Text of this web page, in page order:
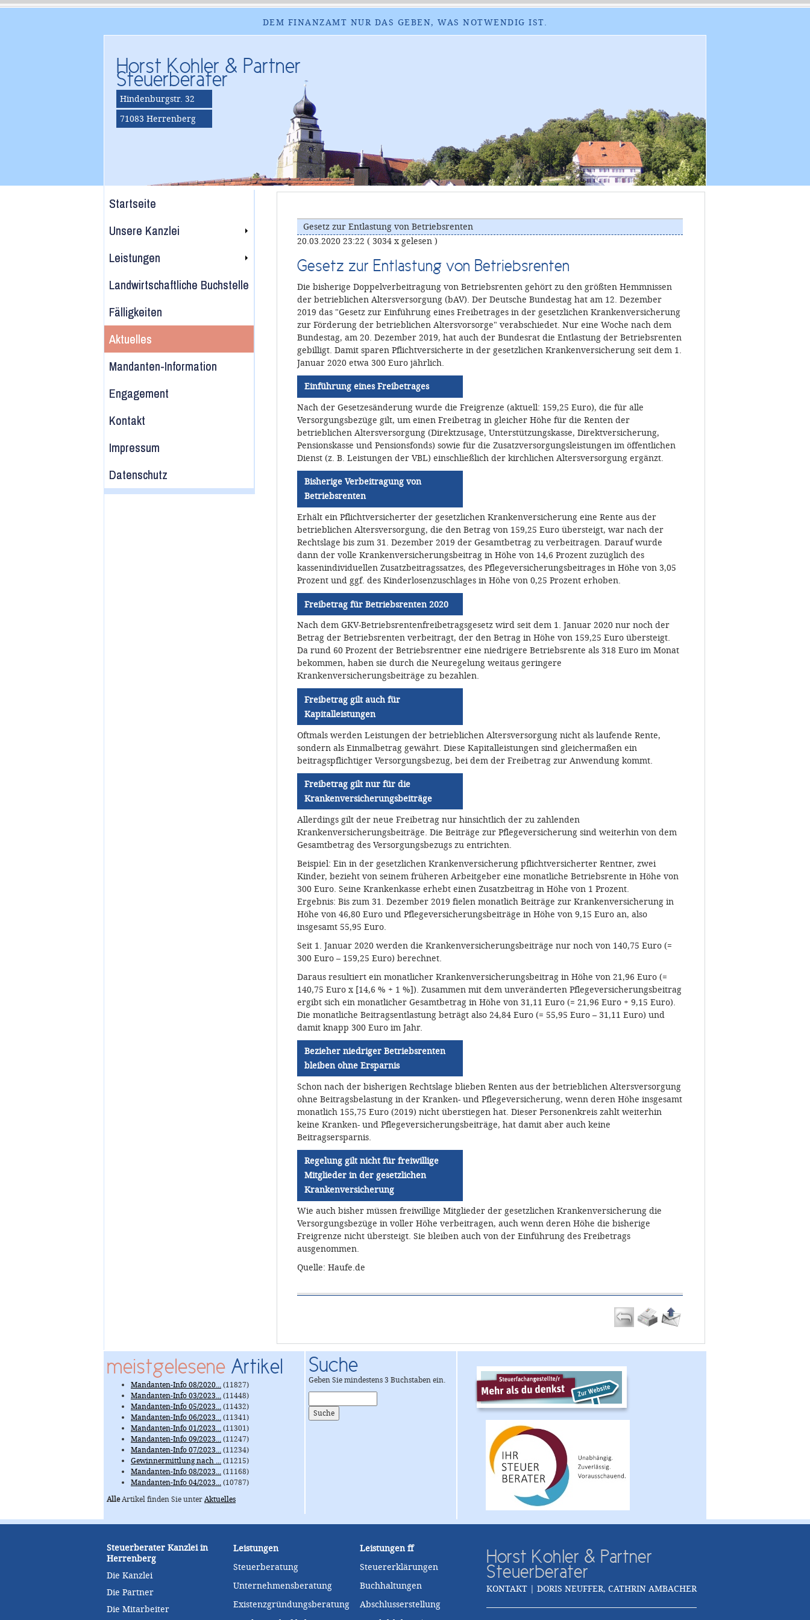
DEM FINANZAMT NUR DAS GEBEN, WAS NOTWENDIG IST.
Horst Kohler & Partner
Steuerberater
Hindenburgstr. 32
71083 Herrenberg
Startseite
Unsere Kanzlei
Leistungen
Landwirtschaftliche Buchstelle
Fälligkeiten
Aktuelles
Mandanten-Information
Engagement
Kontakt
Impressum
Datenschutz
Gesetz zur Entlastung von Betriebsrenten
20.03.2020 23:22 ( 3034 x gelesen )
Gesetz zur Entlastung von Betriebsrenten
Die bisherige Doppelverbeitragung von Betriebsrenten gehört zu den größten Hemmnissen
der betrieblichen Altersversorgung (bAV). Der Deutsche Bundestag hat am 12. Dezember
2019 das "Gesetz zur Einführung eines Freibetrages in der gesetzlichen Krankenversicherung
zur Förderung der betrieblichen Altersvorsorge" verabschiedet. Nur eine Woche nach dem
Bundestag, am 20. Dezember 2019, hat auch der Bundesrat die Entlastung der Betriebsrenten
gebilligt. Damit sparen Pflichtversicherte in der gesetzlichen Krankenversicherung seit dem 1.
Januar 2020 etwa 300 Euro jährlich.
Einführung eines Freibetrages
Nach der Gesetzesänderung wurde die Freigrenze (aktuell: 159,25 Euro), die für alle
Versorgungsbezüge gilt, um einen Freibetrag in gleicher Höhe für die Renten der
betrieblichen Altersversorgung (Direktzusage, Unterstützungskasse, Direktversicherung,
Pensionskasse und Pensionsfonds) sowie für die Zusatzversorgungsleistungen im öffentlichen
Dienst (z. B. Leistungen der VBL) einschließlich der kirchlichen Altersversorgung ergänzt.
Bisherige Verbeitragung von
Betriebsrenten
Erhält ein Pflichtversicherter der gesetzlichen Krankenversicherung eine Rente aus der
betrieblichen Altersversorgung, die den Betrag von 159,25 Euro übersteigt, war nach der
Rechtslage bis zum 31. Dezember 2019 der Gesamtbetrag zu verbeitragen. Darauf wurde
dann der volle Krankenversicherungsbeitrag in Höhe von 14,6 Prozent zuzüglich des
kassenindividuellen Zusatzbeitragssatzes, des Pflegeversicherungsbeitrages in Höhe von 3,05
Prozent und ggf. des Kinderlosenzuschlages in Höhe von 0,25 Prozent erhoben.
Freibetrag für Betriebsrenten 2020
Nach dem GKV-Betriebsrentenfreibetragsgesetz wird seit dem 1. Januar 2020 nur noch der
Betrag der Betriebsrenten verbeitragt, der den Betrag in Höhe von 159,25 Euro übersteigt.
Da rund 60 Prozent der Betriebsrentner eine niedrigere Betriebsrente als 318 Euro im Monat
bekommen, haben sie durch die Neuregelung weitaus geringere
Krankenversicherungsbeiträge zu bezahlen.
Freibetrag gilt auch für
Kapitalleistungen
Oftmals werden Leistungen der betrieblichen Altersversorgung nicht als laufende Rente,
sondern als Einmalbetrag gewährt. Diese Kapitalleistungen sind gleichermaßen ein
beitragspflichtiger Versorgungsbezug, bei dem der Freibetrag zur Anwendung kommt.
Freibetrag gilt nur für die
Krankenversicherungsbeiträge
Allerdings gilt der neue Freibetrag nur hinsichtlich der zu zahlenden
Krankenversicherungsbeiträge. Die Beiträge zur Pflegeversicherung sind weiterhin von dem
Gesamtbetrag des Versorgungsbezugs zu entrichten.
Beispiel: Ein in der gesetzlichen Krankenversicherung pflichtversicherter Rentner, zwei
Kinder, bezieht von seinem früheren Arbeitgeber eine monatliche Betriebsrente in Höhe von
300 Euro. Seine Krankenkasse erhebt einen Zusatzbeitrag in Höhe von 1 Prozent.
Ergebnis: Bis zum 31. Dezember 2019 fielen monatlich Beiträge zur Krankenversicherung in
Höhe von 46,80 Euro und Pflegeversicherungsbeiträge in Höhe von 9,15 Euro an, also
insgesamt 55,95 Euro.
Seit 1. Januar 2020 werden die Krankenversicherungsbeiträge nur noch von 140,75 Euro (=
300 Euro – 159,25 Euro) berechnet.
Daraus resultiert ein monatlicher Krankenversicherungsbeitrag in Höhe von 21,96 Euro (=
140,75 Euro x [14,6 % + 1 %]). Zusammen mit dem unveränderten Pflegeversicherungsbeitrag
ergibt sich ein monatlicher Gesamtbetrag in Höhe von 31,11 Euro (= 21,96 Euro + 9,15 Euro).
Die monatliche Beitragsentlastung beträgt also 24,84 Euro (= 55,95 Euro – 31,11 Euro) und
damit knapp 300 Euro im Jahr.
Bezieher niedriger Betriebsrenten
bleiben ohne Ersparnis
Schon nach der bisherigen Rechtslage blieben Renten aus der betrieblichen Altersversorgung
ohne Beitragsbelastung in der Kranken- und Pflegeversicherung, wenn deren Höhe insgesamt
monatlich 155,75 Euro (2019) nicht überstiegen hat. Dieser Personenkreis zahlt weiterhin
keine Kranken- und Pflegeversicherungsbeiträge, hat damit aber auch keine
Beitragsersparnis.
Regelung gilt nicht für freiwillige
Mitglieder in der gesetzlichen
Krankenversicherung
Wie auch bisher müssen freiwillige Mitglieder der gesetzlichen Krankenversicherung die
Versorgungsbezüge in voller Höhe verbeitragen, auch wenn deren Höhe die bisherige
Freigrenze nicht übersteigt. Sie bleiben auch von der Einführung des Freibetrags
ausgenommen.
Quelle: Haufe.de
meistgelesene Artikel
Mandanten-Info 08/2020...(11827)
Mandanten-Info 03/2023...(11448)
Mandanten-Info 05/2023...(11432)
Mandanten-Info 06/2023...(11341)
Mandanten-Info 01/2023...(11301)
Mandanten-Info 09/2023...(11247)
Mandanten-Info 07/2023...(11234)
Gewinnermittlung nach ...(11215)
Mandanten-Info 08/2023...(11168)
Mandanten-Info 04/2023...(10787)
AlleArtikel finden Sie unterAktuelles
Suche
Geben Sie mindestens 3 Buchstaben ein.
Steuerberater Kanzlei in
Herrenberg
Die Kanzlei
Die Partner
Die Mitarbeiter
Leistungen
Steuerberatung
Unternehmensberatung
Existenzgründungsberatung
Leistungenff
Steuererklärungen
Buchhaltungen
Abschlusserstellung
Horst Kohler & Partner
Steuerberater
KONTAKT | DORIS NEUFFER, CATHRIN AMBACHER